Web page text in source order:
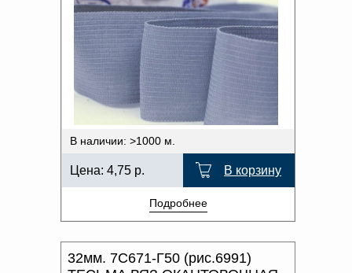
В наличии: >1000 м.
Цена: 4,75 р. В корзину
Подробнее
32мм. 7С671-Г50 (рис.6991)